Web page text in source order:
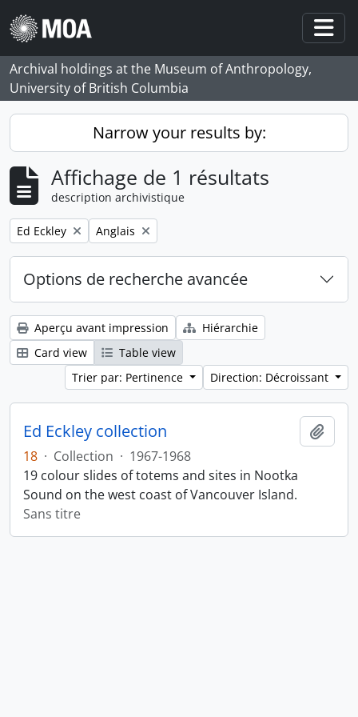
Skip to main content
Archival holdings at the Museum of Anthropology,
University of British Columbia
Narrow your results by:
Affichage de 1 résultats
description archivistique
Remove filter:
Ed Eckley Remove filter:
Anglais
Options de recherche avancée
Aperçu avant impression
Hiérarchie
Card view
Table view
Trier par: Pertinence
Direction: Décroissant
Ed Eckley collection
18 · Collection · 1967-1968
19 colour slides of totems and sites in Nootka
Sound on the west coast of Vancouver Island.
Sans titre